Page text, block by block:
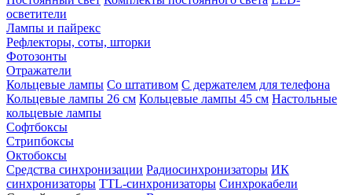
осветители
Лампы и пайрекс
Рефлекторы, соты, шторки
Фотозонты
Отражатели
Кольцевые лампы Со штативом С держателем для телефона
Кольцевые лампы 26 см Кольцевые лампы 45 см Настольные
кольцевые лампы
Софтбоксы
Стрипбоксы
Октобоксы
Средства синхронизации Радиосинхронизаторы ИК
синхронизаторы TTL-синхронизаторы Синхрокабели